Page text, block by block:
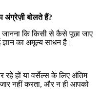
अंग्रेज़ी बोलते हैं?
जानना कि किसी से कैसे पूछा जाए
का अमूल्य साधन है।
हों या वर्सेल्स के लिए अंतिम
नहीं करता, और न ही आपको